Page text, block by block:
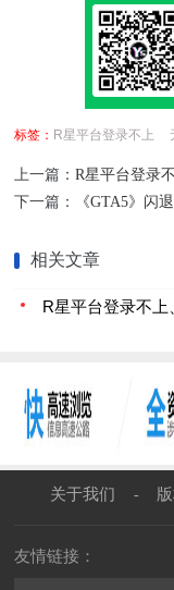
标签： R星平台登录不上
上一篇：R星平台登录
下一篇：
《GTA5》闪
相关文章
R星平台登录不
关于我们 -
友情链接：